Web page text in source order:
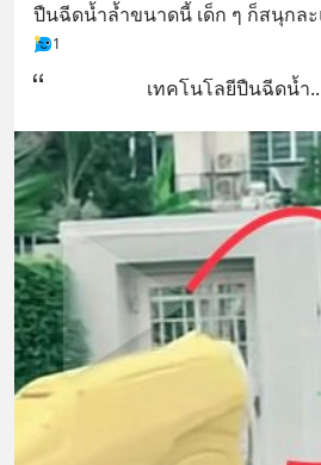
ปืนฉีดน้ำล้ำขนาดนี้ เด็ก ๆ ก็สนุกล
1
เทคโนโลยีปืนฉีดน้ำ